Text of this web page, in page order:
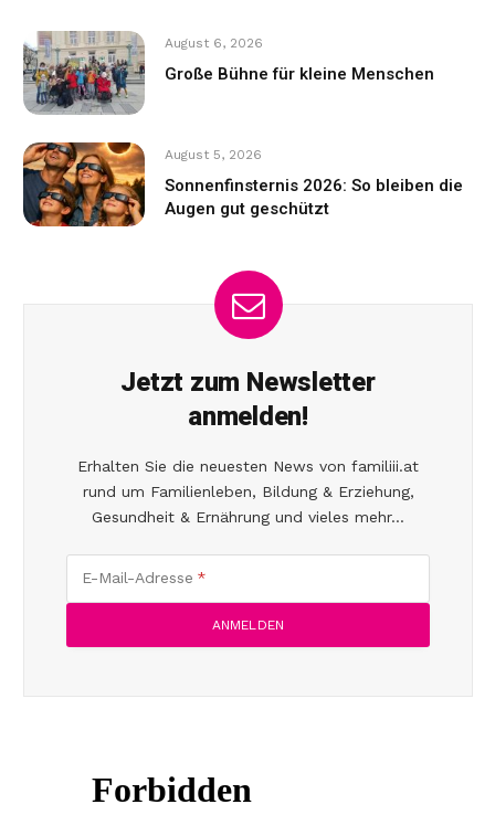
August 6, 2026
Große Bühne für kleine Menschen
August 5, 2026
Sonnenfinsternis 2026: So bleiben die
Augen gut geschützt
Jetzt zum Newsletter
anmelden!
Erhalten Sie die neuesten News von familiii.at
rund um Familienleben, Bildung & Erziehung,
Gesundheit & Ernährung und vieles mehr...
E-Mail-Adresse